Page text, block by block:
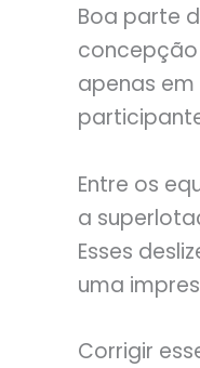
Boa parte
apenas
Entre os
a
Esses
uma
Corrigir